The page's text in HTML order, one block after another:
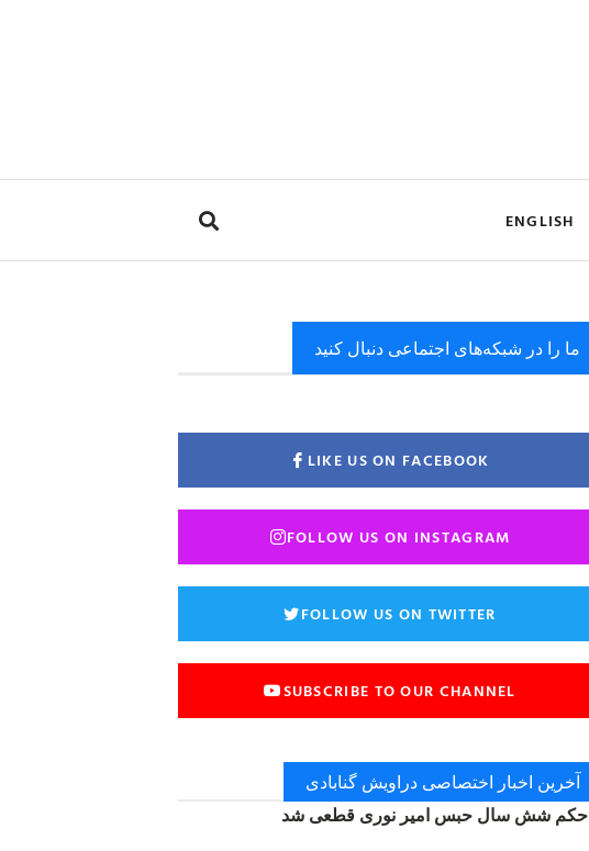
ENGLISH
ما را در شبکه‌های اجتماعی دنبال کنید
LIKE US ON FACEBOOK
FOLLOW US ON INSTAGRAM
FOLLOW US ON TWITTER
SUBSCRIBE TO OUR CHANNEL
آخرین اخبار اختصاصی دراویش گنابادی
حکم شش سال حبس امیر نوری قطعی شد